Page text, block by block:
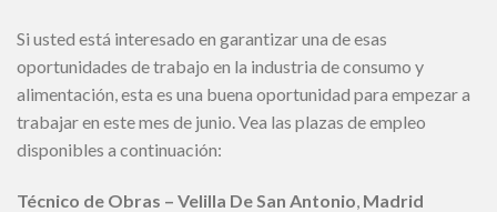
Si usted está interesado en garantizar una de esas
oportunidades de trabajo en la industria de consumo y
alimentación, esta es una buena oportunidad para empezar a
trabajar en este mes de junio. Vea las plazas de empleo
disponibles a continuación:
Técnico de Obras – Velilla De San Antonio, Madrid